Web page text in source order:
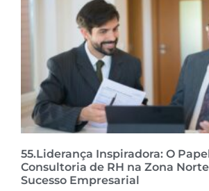
55.Liderança Inspiradora: O
Consultoria de RH na Zona
Sucesso Empresarial